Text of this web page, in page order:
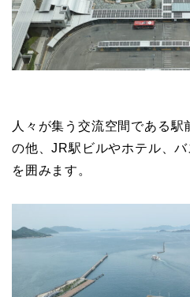
人々が集う交流空間である駅
の他、JR駅ビルやホテル、
を囲みます。